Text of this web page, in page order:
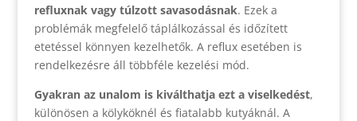
refluxnak vagy túlzott savasodásnak. Ezek a
problémák megfelelő táplálkozással és időzített
etetéssel könnyen kezelhetők. A reflux esetében is
rendelkezésre áll többféle kezelési mód.
Gyakran az unalom is kiválthatja ezt a viselkedést,
különösen a kölyköknél és fiatalabb kutyáknál. A